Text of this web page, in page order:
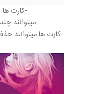
-کارت ها
-میتوانند
-کارت ها میتوانند